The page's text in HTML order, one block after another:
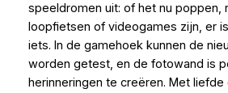
speeldromen uit: of het nu poppen,
loopfietsen of videogames zijn, er
iets. In de gamehoek kunnen de
worden getest, en de fotowand is
herinneringen te creëren. Met